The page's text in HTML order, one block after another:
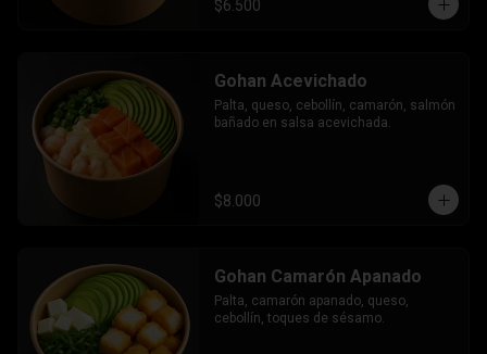
$6.500
Gohan Acevichado
Palta, queso, cebollín, camarón, salmón
bañado en salsa acevichada.
$8.000
Gohan Camarón Apanado
Palta, camarón apanado, queso,
cebollín, toques de sésamo.